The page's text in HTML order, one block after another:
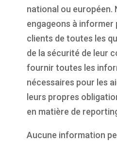
national ou européen.
engageons à informer
clients de toutes les
de la sécurité de leur
fournir toutes les
nécessaires pour les
leurs propres
en matière de
Aucune information